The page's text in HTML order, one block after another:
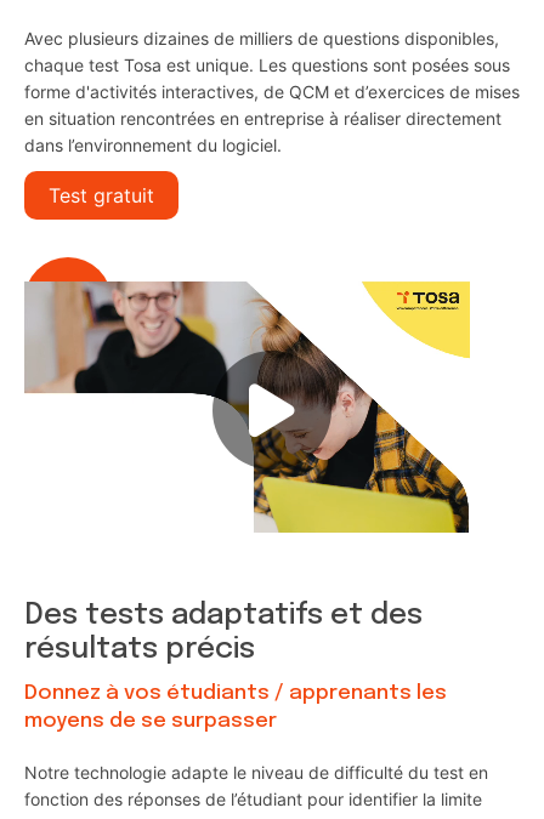
Avec plusieurs dizaines de milliers de questions disponibles,
chaque test Tosa est unique. Les questions sont posées sous
forme d'activités interactives, de QCM et d’exercices de mises
en situation rencontrées en entreprise à réaliser directement
dans l’environnement du logiciel.
Test gratuit
Des tests adaptatifs et des
résultats précis
Donnez à vos étudiants / apprenants les
moyens de se surpasser
Notre technologie adapte le niveau de difficulté du test en
fonction des réponses de l’étudiant pour identifier la limite